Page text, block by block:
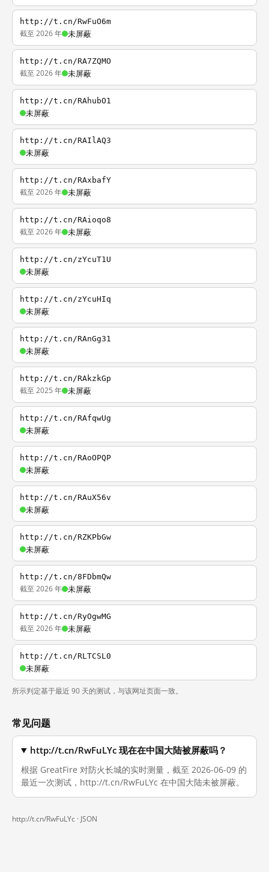
http://t.cn/RwFuO6m
截至 2026 年 未屏蔽
http://t.cn/RA7ZQMO
截至 2026 年 未屏蔽
http://t.cn/RAhubO1
未屏蔽
http://t.cn/RAIlAQ3
未屏蔽
http://t.cn/RAxbafY
截至 2026 年 未屏蔽
http://t.cn/RAioqo8
截至 2026 年 未屏蔽
http://t.cn/zYcuT1U
未屏蔽
http://t.cn/zYcuHIq
未屏蔽
http://t.cn/RAnGg31
未屏蔽
http://t.cn/RAkzkGp
截至 2025 年 未屏蔽
http://t.cn/RAfqwUg
未屏蔽
http://t.cn/RAoOPQP
未屏蔽
http://t.cn/RAuX56v
未屏蔽
http://t.cn/RZKPbGw
未屏蔽
http://t.cn/8FDbmQw
截至 2026 年 未屏蔽
http://t.cn/RyOgwMG
截至 2026 年 未屏蔽
http://t.cn/RLTCSL0
未屏蔽
所示判定基于最近 90 天的测试，与该网址页面一致。
常见问题
http://t.cn/RwFuLYc 现在在中国大陆被屏蔽吗？
根据 GreatFire 对防火长城的实时测量，截至 2026-06-09 的
最近一次测试，http://t.cn/RwFuLYc 在中国大陆未被屏蔽。
http://t.cn/RwFuLYc · JSON